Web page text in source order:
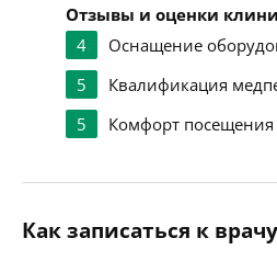
Отзывы и оценки
4
Оснащение
5
Квалификация
5
Комфорт
Как записаться к